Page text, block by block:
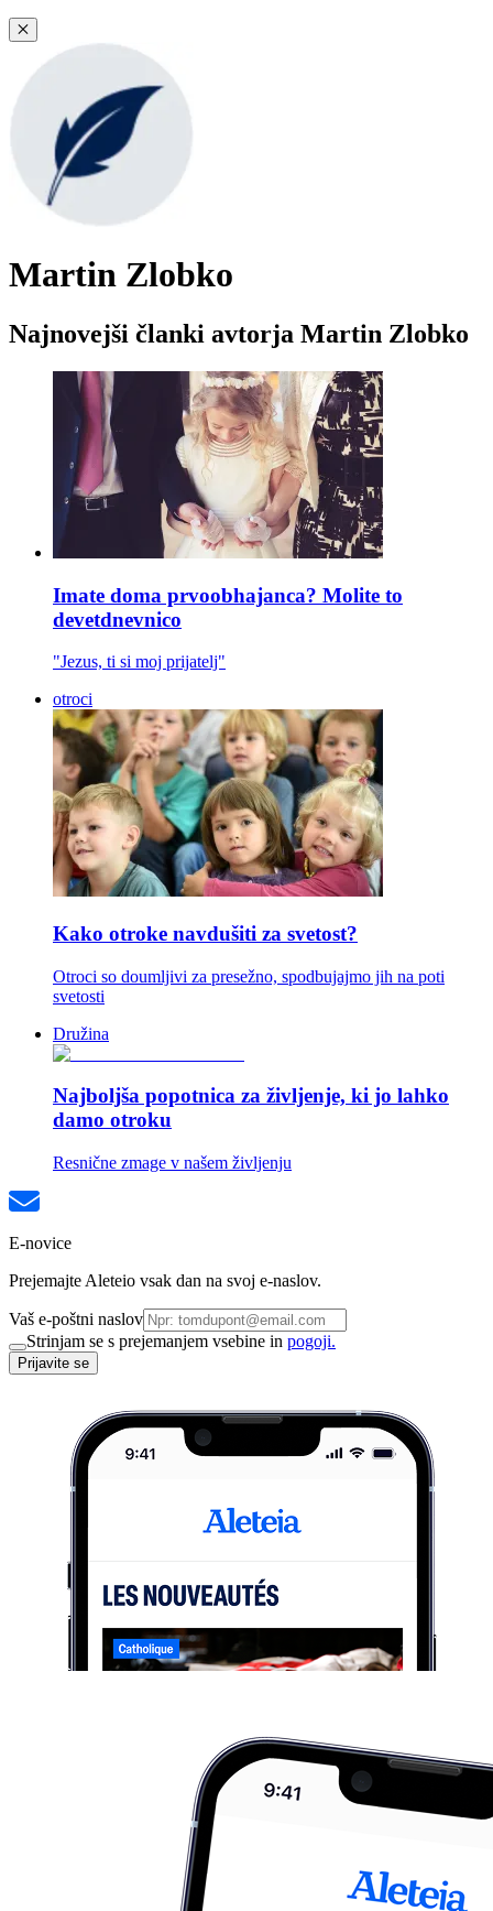
✕
Martin Zlobko
Najnovejši članki avtorja Martin Zlobko
Imate doma prvoobhajanca? Molite to
devetdnevnico
"Jezus, ti si moj prijatelj"
otroci
Kako otroke navdušiti za svetost?
Otroci so doumljivi za presežno, spodbujajmo jih na poti
svetosti
Družina
Najboljša popotnica za življenje, ki jo lahko
damo otroku
Resnične zmage v našem življenju
E-novice
Prejemajte Aleteio vsak dan na svoj e-naslov.
Vaš e-poštni naslov
Strinjam se s prejemanjem vsebine in pogoji.
Prijavite se